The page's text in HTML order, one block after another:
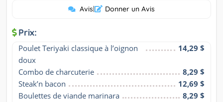
Avis| Donner un Avis
Prix:
Poulet Teriyaki classique à l’oignon
doux
14,29 $
Combo de charcuterie
8,29 $
Steak’n bacon
12,69 $
Boulettes de viande marinara
8,29 $